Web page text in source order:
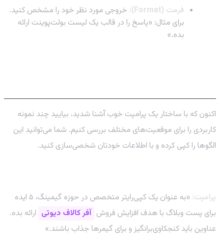
فرمت (Format):
خروجی مورد نظر خود را مشخص کنید.
برای مثال: «پاسخ را در قالب یک لیست بولت‌پوینت ارائه
بده.»
اکنون که با ساختار یک پرامپت خوب آشنا شدید، بیایید چند نمونه
کاربردی را برای موقعیت‌های مختلف بررسی کنیم. شما می‌توانید این
الگوها را کپی کرده و با اطلاعات خودتان شخصی‌سازی کنید.
پرامپت:
«به عنوان یک کپی‌رایتر متخصص در حوزه گیمینگ، ۵ ایده
برای پست وبلاگ با هدف افزایش فروش آفر کالاف دیوتی ارائه بده.
عناوین باید کنجکاوی‌برانگیز و برای گیمرها جذاب باشند.»